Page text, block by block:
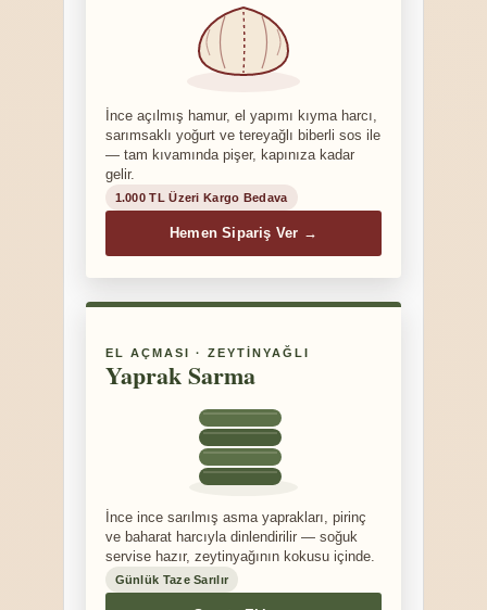
İnce açılmış hamur, el yapımı kıyma harcı,
sarımsaklı yoğurt ve tereyağlı biberli sos ile
— tam kıvamında pişer, kapınıza kadar
gelir.
1.000 TL Üzeri Kargo Bedava
Hemen Sipariş Ver →
EL AÇMASI · ZEYTINYAĞLI
Yaprak Sarma
İnce ince sarılmış asma yaprakları, pirinç
ve baharat harcıyla dinlendirilir — soğuk
servise hazır, zeytinyağının kokusu içinde.
Günlük Taze Sarılır